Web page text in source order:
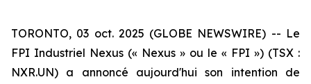
TORONTO, 03 oct. 2025 (GLOBE NEWSWIRE) -- Le
FPI Industriel Nexus (« Nexus » ou le « FPI ») (TSX :
NXR.UN) a annoncé aujourd'hui son intention de